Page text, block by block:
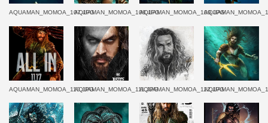
AQUAMAN_MOMOA_107.JPGAQUAMAN_MOMOA_108.JPGAQUAMAN_MOMOA_109.JPG
AQUAMAN_MOMOA_110.JPGAQUAMAN_MOMOA_111.JPGAQUAMAN_MOMOA_112.JPG